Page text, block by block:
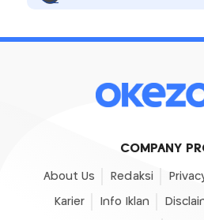
COMPANY
About Us Redaksi
Karier Info Iklan